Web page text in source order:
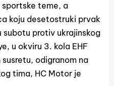
sportske teme, a
koju desetostruki prvak
subotu protiv ukrajinskog
u okviru 3. kola EHF
odigranom na
tima, HC Motor je